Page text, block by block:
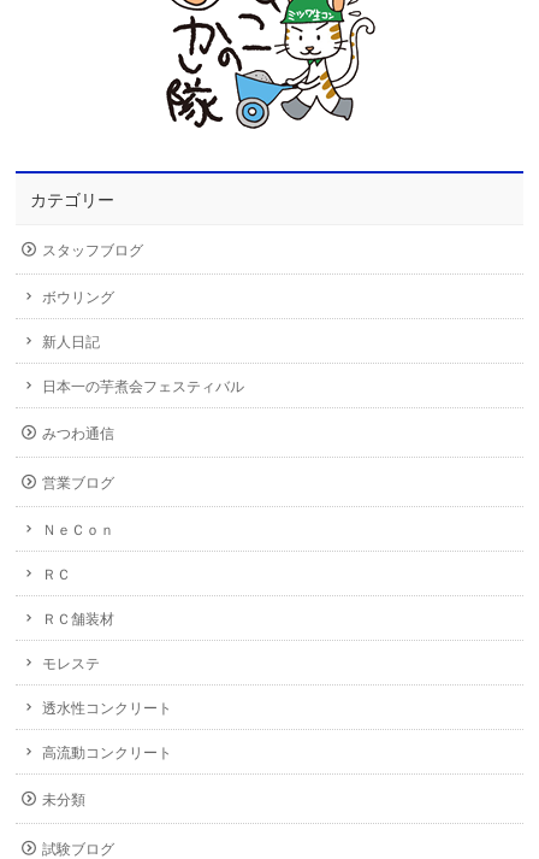
カテゴリー
スタッフブログ
ボウリング
新人日記
日本一の芋煮会フェスティバル
みつわ通信
営業ブログ
ＮｅＣｏｎ
ＲＣ
ＲＣ舗装材
モレステ
透水性コンクリート
高流動コンクリート
未分類
試験ブログ